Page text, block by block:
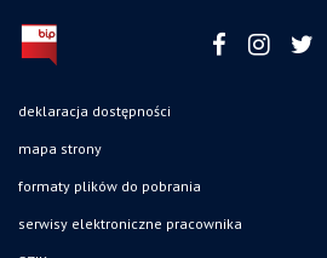
deklaracja dostępności
mapa strony
formaty plików do pobrania
serwisy elektroniczne pracownika